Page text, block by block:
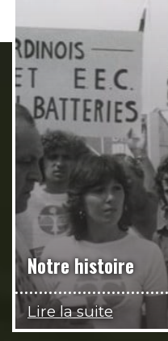
Notre histoire
Lire la suite